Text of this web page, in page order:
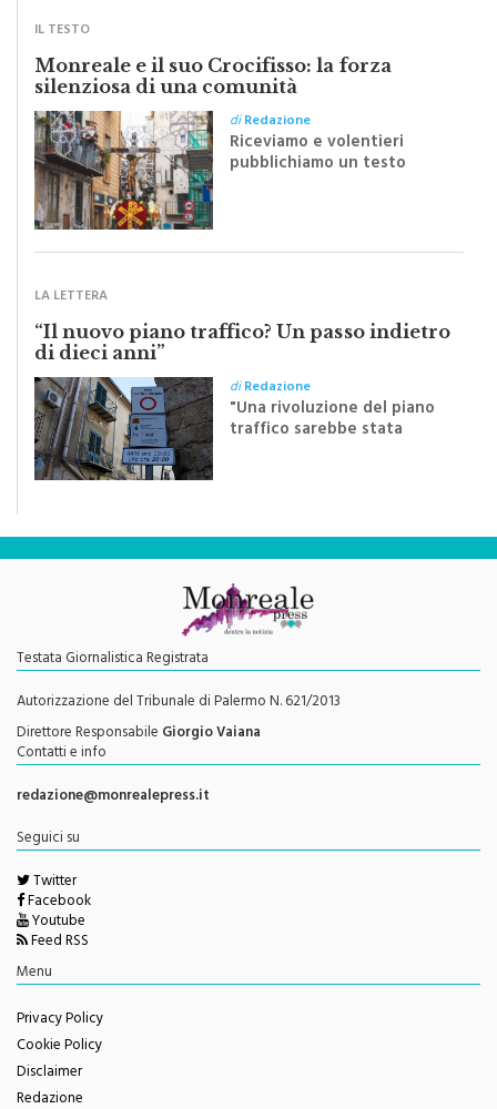
Monreale e il suo Crocifisso: la forza
silenziosa di una comunità
diRedazione
Riceviamo e volentieri
pubblichiamo un testo
inviato dalla scrittrice
monrealese Mariella
“Il nuovo piano traffico? Un passo indietro
di dieci anni”
"Una rivoluzione del piano
traffico sarebbe stata
efficace se preceduta da
una rivoluzione culturale"
Testata Giornalistica Registrata
Autorizzazione del Tribunale di Palermo N. 621/2013
Direttore ResponsabileGiorgio Vaiana
Contatti e info
redazione@monrealepress.it
Twitter
Facebook
Youtube
Feed RSS
Menu
Privacy Policy
Cookie Policy
Disclaimer
Redazione
Change privacy settings